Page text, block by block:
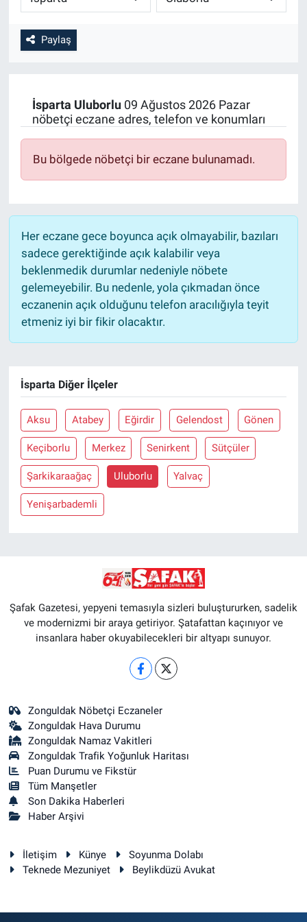
Paylaş
İsparta Uluborlu09 Ağustos 2026 Pazar
nöbetçi eczane adres, telefon ve konumları
Bu bölgede nöbetçi bir eczane bulunamadı.
Her eczane gece boyunca açık olmayabilir, bazıları
sadece gerektiğinde açık kalabilir veya
beklenmedik durumlar nedeniyle nöbete
gelemeyebilir. Bu nedenle, yola çıkmadan önce
eczanenin açık olduğunu telefon aracılığıyla teyit
etmeniz iyi bir fikir olacaktır.
İsparta Diğer İlçeler
Aksu Atabey Eğirdir Gelendost Gönen
Keçiborlu Merkez Senirkent Sütçüler
Şarkikaraağaç Uluborlu Yalvaç
Yenişarbademli
Şafak Gazetesi, yepyeni temasıyla sizleri buluştururken, sadelik
ve modernizmi bir araya getiriyor. Şatafattan kaçınıyor ve
insanlara haber okuyabilecekleri bir altyapı sunuyor.
Zonguldak Nöbetçi Eczaneler
Zonguldak Hava Durumu
Zonguldak Namaz Vakitleri
Zonguldak Trafik Yoğunluk Haritası
Puan Durumu ve Fikstür
Tüm Manşetler
Son Dakika Haberleri
Haber Arşivi
İletişim Künye
Soyunma Dolabı
Teknede Mezuniyet
Beylikdüzü Avukat